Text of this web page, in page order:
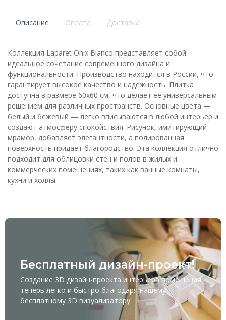
Описание Оплата Доставка
Коллекция Laparet Oniх Blanco представляет собой
идеальное сочетание современного дизайна и
функциональности. Производство находится в России, что
гарантирует высокое качество и надежность. Плитка
доступна в размере 60x60 см, что делает её универсальным
решением для различных пространств. Основные цвета —
белый и бежевый — легко вписываются в любой интерьер и
создают атмосферу спокойствия. Рисунок, имитирующий
мрамор, добавляет элегантности, а полированная
поверхность придаёт благородство. Эта коллекция отлично
подходит для облицовки стен и полов в жилых и
коммерческих помещениях, таких как ванные комнаты,
кухни и холлы.
Бесплатный дизайн-проект!
Создание 3D дизайн-проекта интерьера помещения
теперь легко и быстро благодаря нашему
бесплатному 3D визуализатору.